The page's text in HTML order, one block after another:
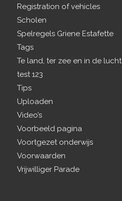
Registration of vehicles
Scholen
Spelregels Griene Estafette
Tags
Te land, ter zee en in de lucht
test 123
Tips
Uploaden
Video’s
Voorbeeld pagina
Voortgezet onderwijs
Voorwaarden
Vrijwilliger Parade